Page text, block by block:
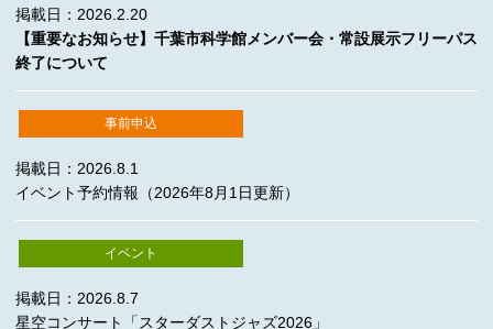
掲載日：2026.2.20
【重要なお知らせ】千葉市科学館メンバー会・常設展示フリーパス
終了について
事前申込
掲載日：2026.8.1
イベント予約情報（2026年8月1日更新）
イベント
掲載日：2026.8.7
星空コンサート「スターダストジャズ2026」